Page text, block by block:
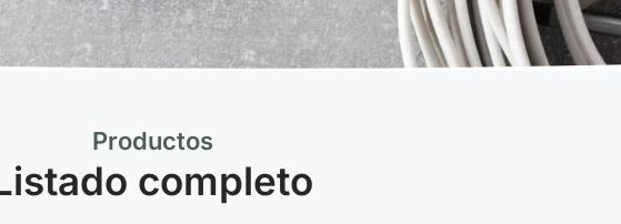
Productos
completo